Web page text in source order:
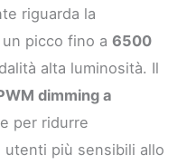
riguarda la
un picco fino a6500
alta luminosità. Il
dimming a
per ridurre
utenti più sensibili allo